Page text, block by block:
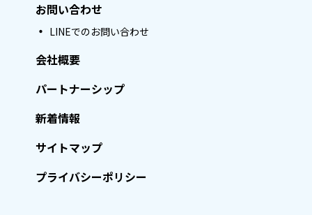
お問い合わせ
LINEでのお問い合わせ
会社概要
パートナーシップ
新着情報
サイトマップ
プライバシーポリシー